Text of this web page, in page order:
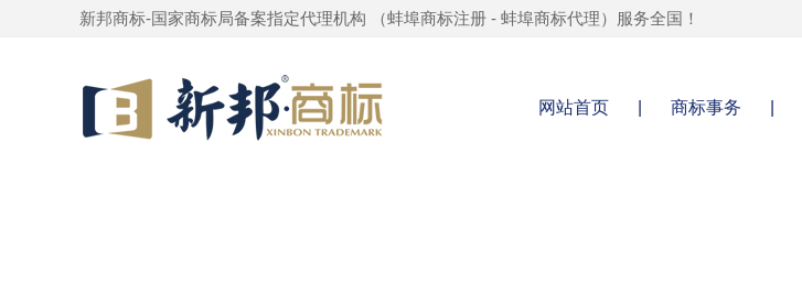
新邦商标-国家商标局备案指定代理机构 （蚌埠商标注册 - 蚌埠商标代理）服务全国！
网站首页 商标事务